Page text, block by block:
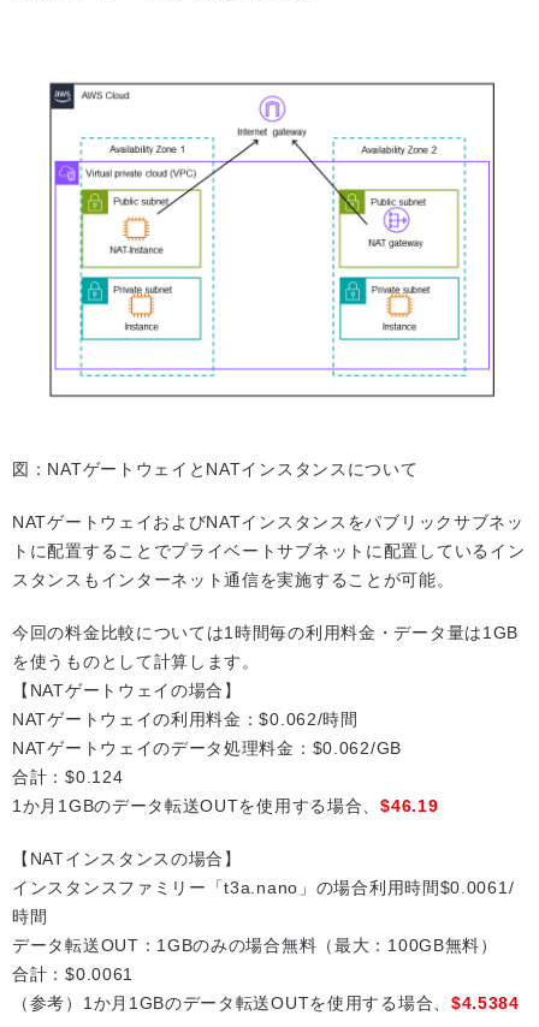
図：NATゲートウェイとNATインスタンスについて
NATゲートウェイおよびNATインスタンスをパブリックサブネッ
トに配置することでプライベートサブネットに配置しているイン
スタンスもインターネット通信を実施することが可能。
今回の料金比較については1時間毎の利用料金・データ量は1GB
を使うものとして計算します。
【NATゲートウェイの場合】
NATゲートウェイの利用料金：$0.062/時間
NATゲートウェイのデータ処理料金：$0.062/GB
合計：$0.124
1か月1GBのデータ転送OUTを使用する場合、$46.19
【NATインスタンスの場合】
インスタンスファミリー「t3a.nano」の場合利用時間$0.0061/
時間
データ転送OUT：1GBのみの場合無料（最大：100GB無料）
合計：$0.0061
（参考）1か月1GBのデータ転送OUTを使用する場合、 $4.5384